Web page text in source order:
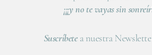
¡¡¡y no te vayas sin
Suscríbetea nuestra